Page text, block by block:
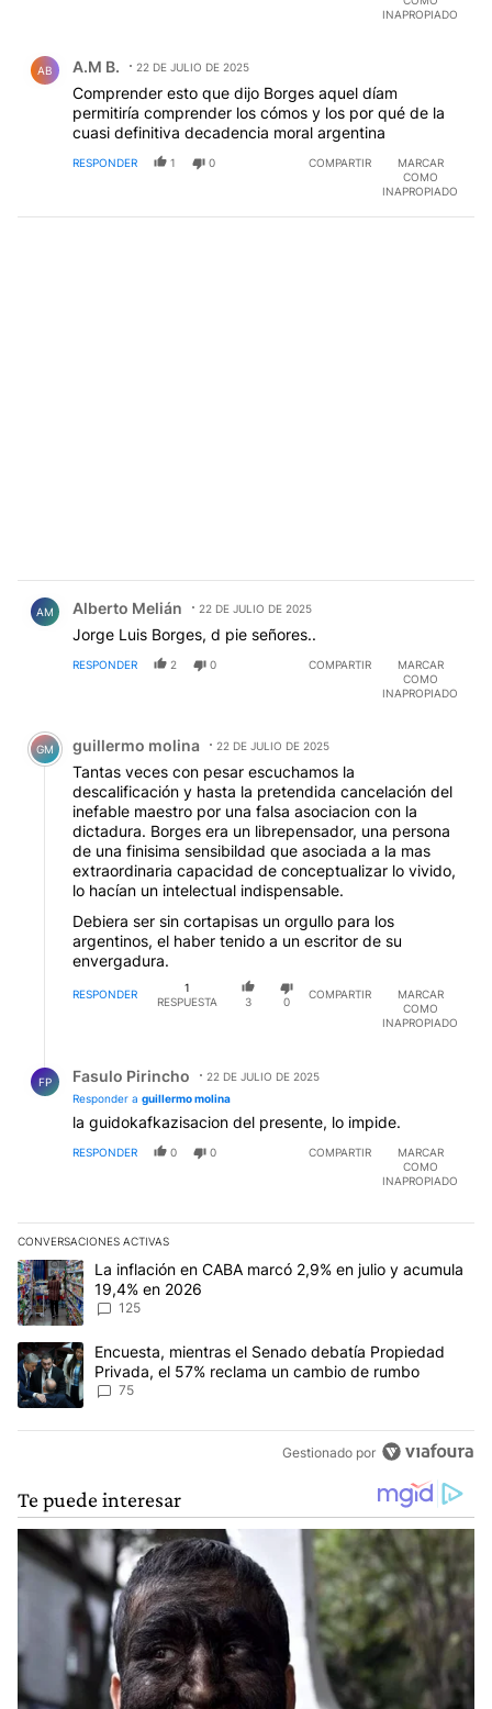
INAPROPIADO
AB A.M B. 22 DE JULIO DE 2025
Comprender esto que dijo Borges aquel díam
permitiría comprender los cómos y los por qué de la
cuasi definitiva decadencia moral argentina
RESPONDER 1 0 COMPARTIR
MARCAR
COMO
INAPROPIADO
AM Alberto Melián 22 DE JULIO DE 2025
Jorge Luis Borges, d pie señores..
RESPONDER 2 0 COMPARTIR
MARCAR
COMO
INAPROPIADO
Comentario de guillermo molina.
GM guillermo molina 22 DE JULIO DE 2025
Tantas veces con pesar escuchamos la
descalificación y hasta la pretendida cancelación del
inefable maestro por una falsa asociacion con la
dictadura. Borges era un librepensador, una persona
de una finisima sensibildad que asociada a la mas
extraordinaria capacidad de conceptualizar lo vivido,
lo hacían un intelectual indispensable.
Debiera ser sin cortapisas un orgullo para los
argentinos, el haber tenido a un escritor de su
envergadura.
RESPONDER
1
RESPUESTA
3 0
COMPARTIR
MARCAR
COMO
INAPROPIADO
FP Fasulo Pirincho
22 DE JULIO DE 2025
Responder a guillermo molina
la guidokafkazisacion del presente, lo impide.
RESPONDER 0 0 COMPARTIR
MARCAR
COMO
INAPROPIADO
CONVERSACIONES ACTIVAS
Este listado muestra los artículos con más comentarios en los
Un artículo de tendencia con el título "La inflación en CABA
La inflación en CABA marcó 2,9% en julio y acumula
19,4% en 2026
125
Un artículo de tendencia con el título "Encuesta, mientras el
Encuesta, mientras el Senado debatía Propiedad
Privada, el 57% reclama un cambio de rumbo
75
Gestionado por